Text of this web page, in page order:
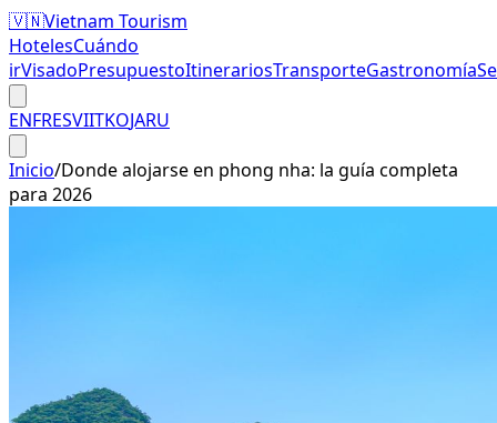
🇻🇳Vietnam Tourism
HotelesCuándo
irVisadoPresupuestoItinerariosTransporteGastronomía
ENFRESVIITKOJARU
Inicio/Donde alojarse en phong nha: la guía completa
para 2026